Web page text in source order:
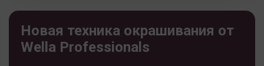
Новая техника окрашивания от
Wella Professionals